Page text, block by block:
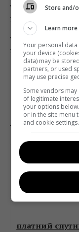
дивиться лише
них платний
дивляться
підписку.
І що
Враховуючи всі
України в цілому
платний
Store and/
Learn more
Your personal
your device
data) may be
partners, or used
may use precise
Some vendors
of legitimate
your options
or in the site menu
and cookie settings.